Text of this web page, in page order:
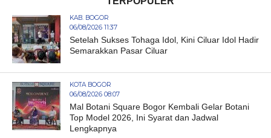
KAB. BOGOR
06/08/2026 11:37
Setelah Sukses Tohaga Idol, Kini Ciluar Idol Hadir
Semarakkan Pasar Ciluar
KOTA BOGOR
06/08/2026 08:07
Mal Botani Square Bogor Kembali Gelar Botani
Top Model 2026, Ini Syarat dan Jadwal
Lengkapnya